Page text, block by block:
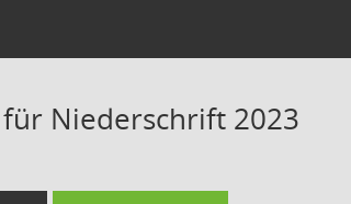
Niederschrift 2023